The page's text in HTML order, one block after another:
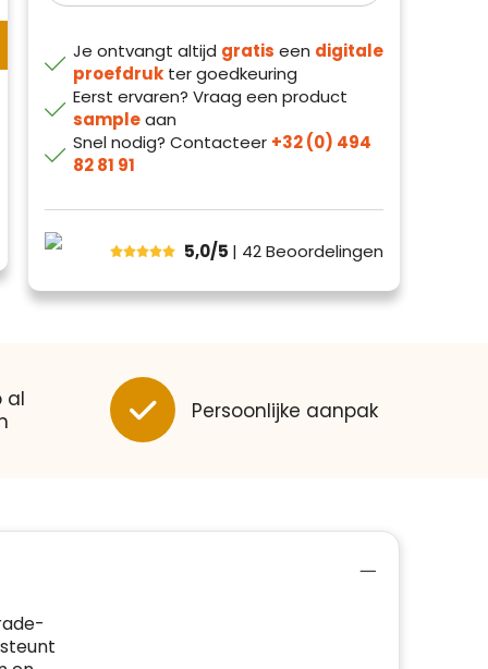
Je ontvangt altijd gratis een digitale
proefdrukter goedkeuring
Eerst ervaren? Vraag een product
sampleaan
Snel nodig? Contacteer +32 (0) 494
82 81 91
5,0/5 | 42Beoordelingen
al
Persoonlijke aanpak